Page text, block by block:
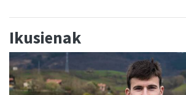
Ikusienak